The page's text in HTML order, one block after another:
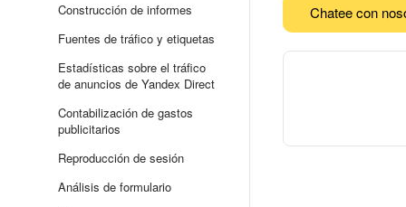
Construcción de informes
Fuentes de tráfico y etiquetas
Estadísticas sobre el tráfico
de anuncios de Yandex Direct
Contabilización de gastos
publicitarios
Reproducción de sesión
Análisis de formulario
Chatee con